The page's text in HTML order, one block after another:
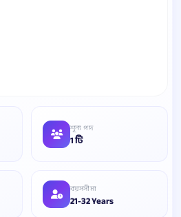
শূন্য পদ
1 টি
বয়সসীমা
21-32 Years